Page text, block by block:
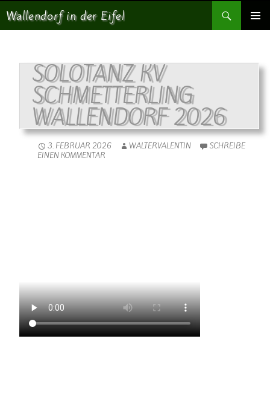
Wallendorf in der Eifel
SPRINGE ZUM INHALT
SOLOTANZ KV
SCHMETTERLING
WALLENDORF 2026
3. FEBRUAR 2026 WALTERVALENTIN
SCHREIBE
EINEN KOMMENTAR